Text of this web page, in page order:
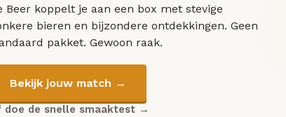
Beer koppelt je aan een box met stevige
bieren en bijzondere ontdekkingen. Geen
pakket. Gewoon raak.
Bekijk jouw match →
doe de snelle smaaktest →